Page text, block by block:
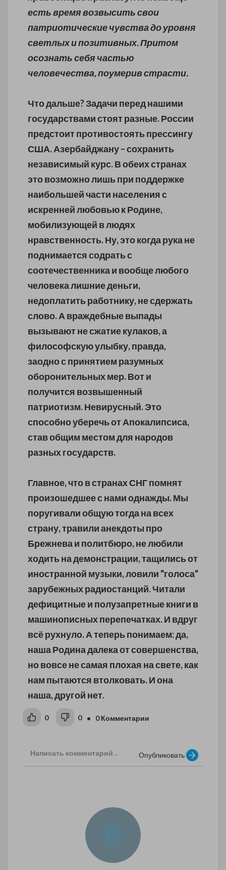
есть время возвысить свои
патриотические чувства до уровня
светлых и позитивных. Притом
осознать себя частью
человечества, поумерив страсти.
Что дальше? Задачи перед нашими
государствами стоят разные. России
предстоит противостоять прессингу
США. Азербайджану – сохранить
независимый курс. В обеих странах
это возможно лишь при поддержке
наибольшей части населения с
искренней любовью к Родине,
мобилизующей в людях
нравственность.Ну, это когда рука не
поднимается содрать с
соотечественника и вообще любого
человека лишние деньги,
недоплатить работнику, не сдержать
слово. А враждебные выпады
вызывают не сжатие кулаков, а
философскую улыбку, правда,
заодно с принятием разумных
оборонительных мер. Вот и
получится возвышенный
патриотизм. Невирусный.Это
способно уберечь от Апокалипсиса,
став общим местом для народов
разных государств.
Главное, что в странах СНГ помнят
произошедшее с нами однажды. Мы
поругивали общую тогда на всех
страну, травили анекдоты про
Брежнева и политбюро, не любили
ходить на демонстрации, тащились от
иностранной музыки, ловили "голоса"
зарубежных радиостанций. Читали
дефицитные и полузапретные книги в
машинописных перепечатках. И вдруг
всё рухнуло. А теперь понимаем: да,
наша Родина далека от совершенства,
но вовсе не самая плохая на свете, как
нам пытаются втолковать. И она
наша, другой нет.
0 0 • 0 Комментарии
Опубликовать